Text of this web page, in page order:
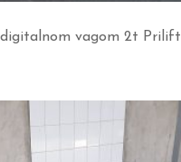
digitalnom vagom 2t Prilift